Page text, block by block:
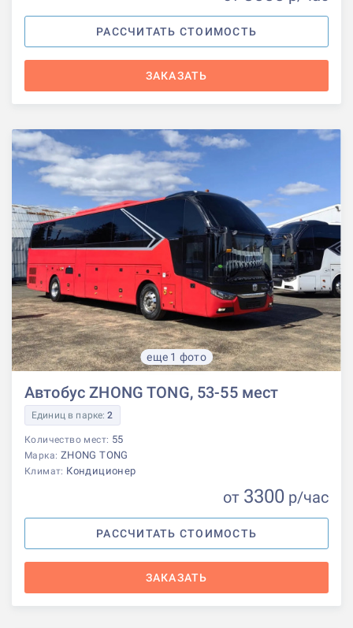
РАССЧИТАТЬ СТОИМОСТЬ
ЗАКАЗАТЬ
еще 1 фото
Автобус ZHONG TONG, 53-55 мест
Единиц в парке:2
Количество мест: 55
Марка: ZHONG TONG
Климат: Кондиционер
от 3300 р/час
РАССЧИТАТЬ СТОИМОСТЬ
ЗАКАЗАТЬ